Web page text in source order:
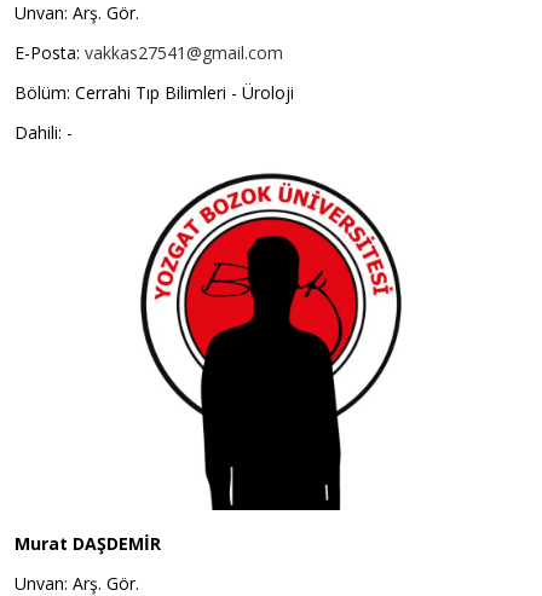
Unvan: Arş. Gör.
E-Posta: vakkas27541@gmail.com
Bölüm: Cerrahi Tıp Bilimleri - Üroloji
Dahili: -
Murat DAŞDEMİR
Unvan: Arş. Gör.